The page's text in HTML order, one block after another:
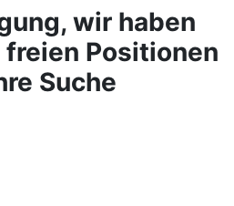
wir haben
Positionen
Suche